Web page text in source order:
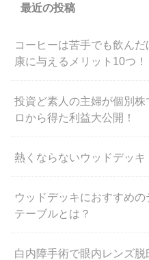
最近の投稿
コーヒーは苦手でも飲ん
康に与えるメリット10つ！
投資ど素人の主婦が個別
ロから得た利益大公開！
熱くならないウッドデッキ
ウッドデッキにおすすめ
テーブルとは？
白内障手術で眼内レンズ